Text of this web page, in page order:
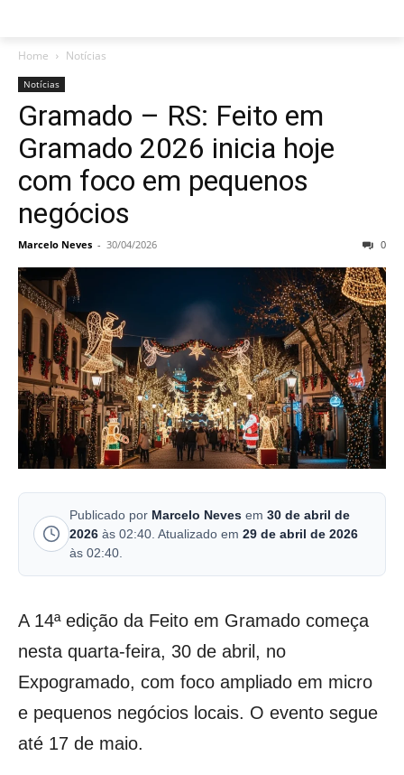
Home Notícias
Notícias
Gramado – RS: Feito em
Gramado 2026 inicia hoje
com foco em pequenos
negócios
Marcelo Neves - 30/04/2026 0
Publicado por Marcelo Neves em 30 de abril de
2026 às 02:40. Atualizado em 29 de abril de 2026
às 02:40.
A 14ª edição da Feito em Gramado começa
nesta quarta-feira, 30 de abril, no
Expogramado, com foco ampliado em micro
e pequenos negócios locais. O evento segue
até 17 de maio.